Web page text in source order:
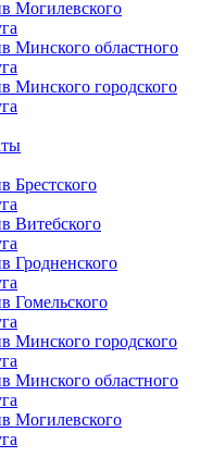
Могилевского
Минского областного
Минского городского
Брестского
Витебского
Гродненского
Гомельского
Минского городского
Минского областного
Могилевского